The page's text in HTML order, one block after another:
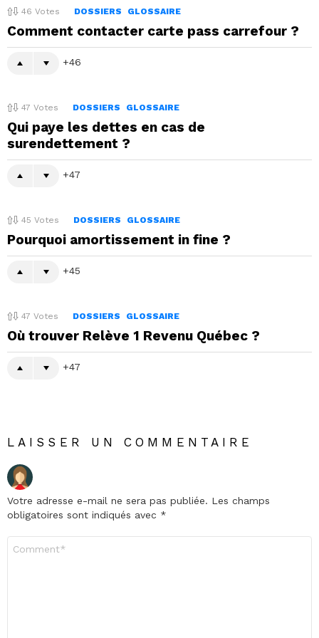
46 Votes DOSSIERS GLOSSAIRE
Comment contacter carte pass carrefour ?
46
47 Votes DOSSIERS GLOSSAIRE
Qui paye les dettes en cas de
surendettement ?
47
45 Votes DOSSIERS GLOSSAIRE
Pourquoi amortissement in fine ?
45
47 Votes DOSSIERS GLOSSAIRE
Où trouver Relève 1 Revenu Québec ?
47
LAISSER UN COMMENTAIRE
Votre adresse e-mail ne sera pas publiée. Les champs
obligatoires sont indiqués avec *